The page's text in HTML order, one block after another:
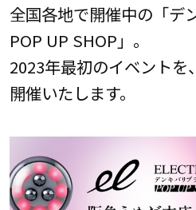
全国各地で開催中の「デ
POP UP SHOP」。
2023年最初のイベントを
開催いたします。